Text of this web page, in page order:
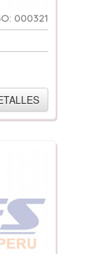
000321